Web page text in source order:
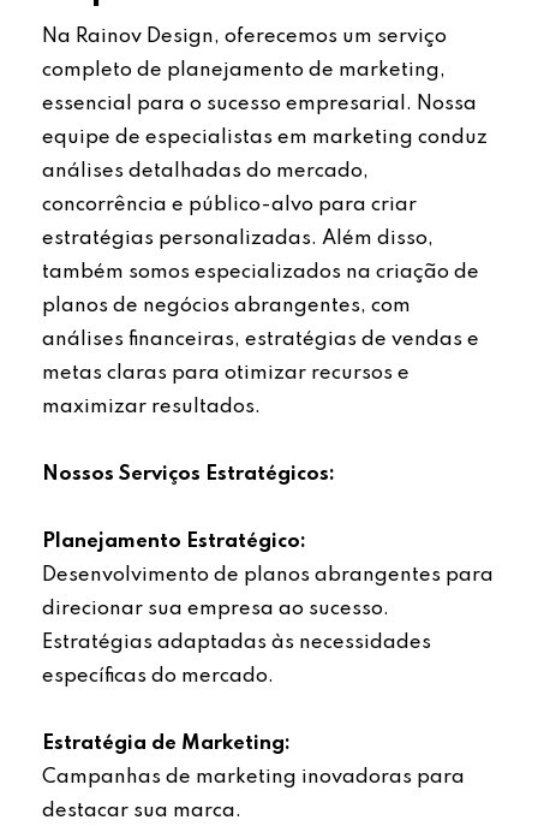
Na Rainov Design, oferecemos um serviço
completo de planejamento de marketing,
essencial para o sucesso empresarial. Nossa
equipe de especialistas em marketing conduz
análises detalhadas do mercado,
concorrência e público-alvo para criar
estratégias personalizadas. Além disso,
também somos especializados na criação de
planos de negócios abrangentes, com
análises financeiras, estratégias de vendas e
metas claras para otimizar recursos e
maximizar resultados.
Nossos Serviços Estratégicos:
Planejamento Estratégico:
Desenvolvimento de planos abrangentes para
direcionar sua empresa ao sucesso.
Estratégias adaptadas às necessidades
específicas do mercado.
Estratégia de Marketing:
Campanhas de marketing inovadoras para
destacar sua marca.